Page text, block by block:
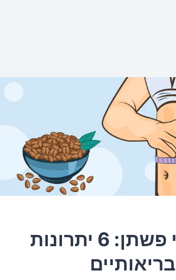
כף זרעי פשתן: 6 יתרונות
בריאותיים